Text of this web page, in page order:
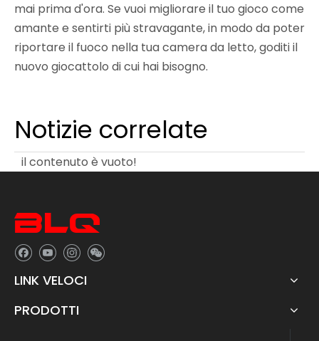
mai prima d'ora. Se vuoi migliorare il tuo gioco come
amante e sentirti più stravagante, in modo da poter
riportare il fuoco nella tua camera da letto, goditi il ​​
nuovo giocattolo di cui hai bisogno.
Notizie correlate
il contenuto è vuoto!
LINK VELOCI
PRODOTTI